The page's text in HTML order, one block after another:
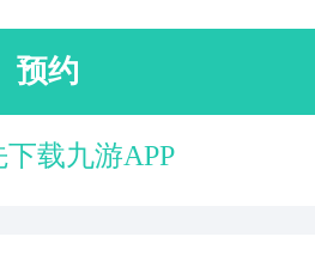
预约
载九游APP